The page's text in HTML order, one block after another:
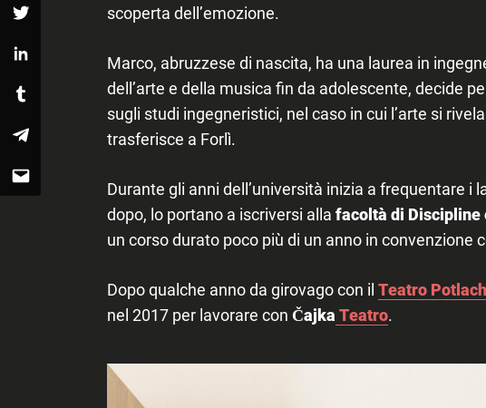
scoperta dell’emozione.
Marco, abruzzese di nascita, ha una laurea in
dell’arte e della musica fin da adolescente, decide
sugli studi ingegneristici, nel caso in cui l’arte si
trasferisce a Forlì.
Durante gli anni dell’università inizia a frequentare i
dopo, lo portano a iscriversi alla facoltà di Discipline
un corso durato poco più di un anno in convenzione
Dopo qualche anno da girovago con il Teatro Potlach
nel 2017 per lavorare con Čajka Teatro.
Twitter
Linkedin
Tumblr
Telegram
Email